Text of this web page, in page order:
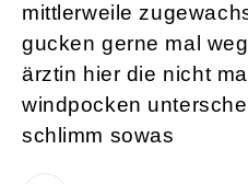
mittlerweile
gucken gerne mal
ärztin hier die nicht
windpocken
schlimm sowas